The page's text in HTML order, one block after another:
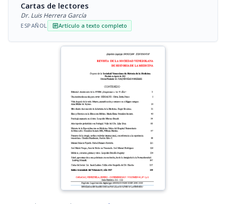
Cartas de lectores
Dr. Luis Herrera García
ESPAÑOL articleArtículo a texto completo